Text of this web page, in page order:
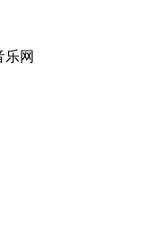
乐网